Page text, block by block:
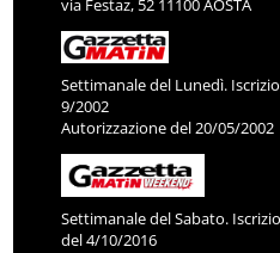
via Festaz, 52 11100 AOSTA
Settimanale del Lunedì.
9/2002
Autorizzazione del 20/05/2002
Settimanale del Sabato.
del 4/10/2016